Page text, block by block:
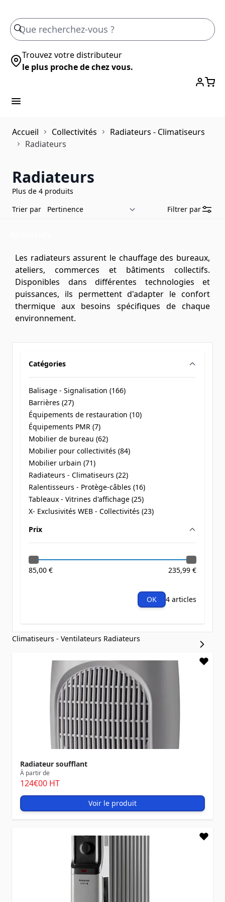
Trouvez votre distributeur
le plus proche de chez vous.
Accueil Collectivités
Radiateurs - Climatiseurs
Radiateurs
Radiateurs
Plus de 4 produits
Trier par
Filtrer par
Les radiateurs assurent le chauffage des bureaux,
ateliers, commerces et bâtiments collectifs.
Disponibles dans différentes technologies et
puissances, ils permettent d'adapter le confort
thermique aux besoins spécifiques de chaque
environnement.
Catégories
Balisage - Signalisation (166
products available
)
Barrières (27
products available
)
Équipements de restauration (10
products available
)
Équipements PMR (7
products available
)
Mobilier de bureau (62
products available
)
Mobilier pour collectivités (84
products available
)
Mobilier urbain (71
products available )
Radiateurs - Climatiseurs (22
products available
)
Ralentisseurs - Protège-câbles (16
products available
)
Tableaux - Vitrines d'affichage (25
products available
)
X- Exclusivités WEB - Collectivités (23
products available
)
Prix
85,00 € 235,99 €
OK 4 articles
Climatiseurs - Ventilateurs Radiateurs
Radiateur soufflant
À partir de
124€00 HT
Voir le produit